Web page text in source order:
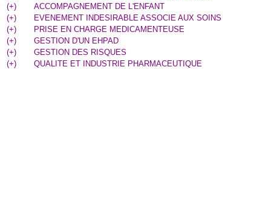
(+)
ACCOMPAGNEMENT DE L'ENFANT
(+)
EVENEMENT INDESIRABLE ASSOCIE AUX SOINS
(+)
PRISE EN CHARGE MEDICAMENTEUSE
(+)
GESTION D'UN EHPAD
(+)
GESTION DES RISQUES
(+) QUALITE ET INDUSTRIE PHARMACEUTIQUE